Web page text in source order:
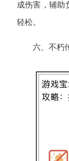
成伤害，辅助
轻松。
六、不朽